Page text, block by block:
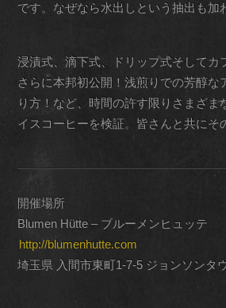
です。なぜなら水出しという抽出も加
浸漬式、滴下式、ドリップ式そしてカ
さらに本邦初公開！浅煎りでの芳醇な
り方！など、時間の許す限りさまざま
イスコーヒーを検証。皆さんと共にそ
開催場所
Blumen Hütte – ブルーメンヒュッテ
http://blumenhutte.com
埼玉県 入間市東町1-7-5 ジョンソンタ